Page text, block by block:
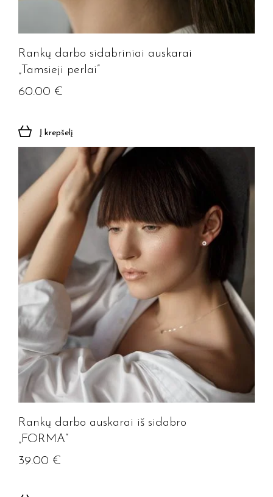
Rankų darbo sidabriniai auskarai
„Tamsieji perlai”
60.00 €
Į krepšelį
Rankų darbo auskarai iš sidabro
„FORMA”
39.00 €